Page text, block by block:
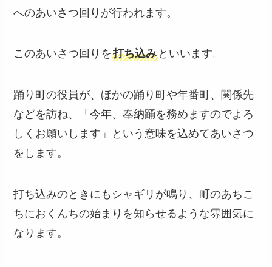
へのあいさつ回りが行われます。
このあいさつ回りを打ち込み といいます。
踊り町の役員が、ほかの踊り町や年番町、関係先
などを訪ね、「今年、奉納踊を務めますのでよろ
しくお願いします」という意味を込めてあいさつ
をします。
打ち込みのときにもシャギリが鳴り、町のあちこ
ちにおくんちの始まりを知らせるような雰囲気に
なります。